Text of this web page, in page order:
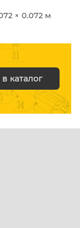
× 0.072 м
каталог